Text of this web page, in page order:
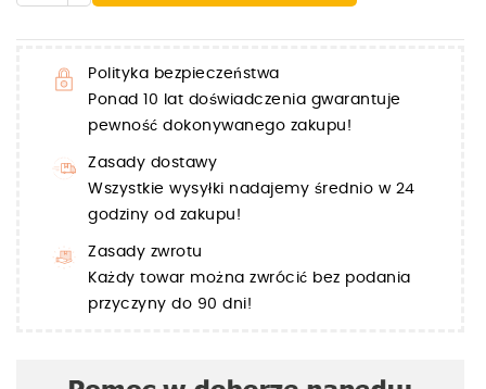
Polityka bezpieczeństwa
Ponad 10 lat doświadczenia gwarantuje
pewność dokonywanego zakupu!
Zasady dostawy
Wszystkie wysyłki nadajemy średnio w 24
godziny od zakupu!
Zasady zwrotu
Każdy towar można zwrócić bez podania
przyczyny do 90 dni!